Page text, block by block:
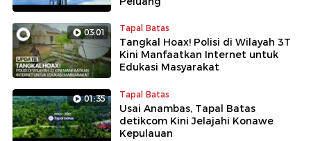
03:01 Tapal Batas
Tangkal Hoax! Polisi di Wilayah 3T
Kini Manfaatkan Internet untuk
Edukasi Masyarakat
01:35 Tapal Batas
Usai Anambas, Tapal Batas
detikcom Kini Jelajahi Konawe
Kepulauan